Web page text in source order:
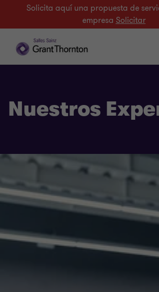
Solicita aquí una propuesta de
empresa Solicitar
Nuestros